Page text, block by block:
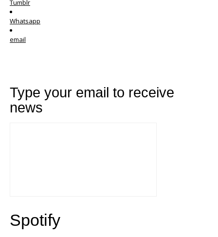
Tumblr
Whatsapp
email
Type your email to receive
news
Spotify